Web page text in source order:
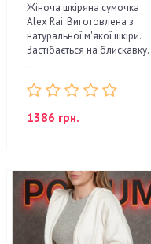
Жіноча шкіряна сумочка
Alex Rai. Виготовлена з
натуральної м'якої шкіри.
Застібається на блискавку.
..
1386 грн.